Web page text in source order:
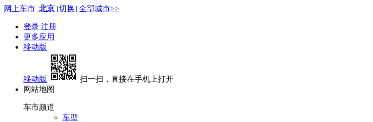
网上车市 北京 [切换] 全部城市>>
登录 注册
更多应用
移动版
移动版
扫一扫，直接在手机上打开
网站地图
车市频道
车型